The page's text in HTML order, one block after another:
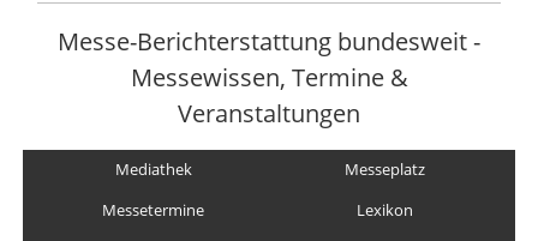
Messe-Berichterstattung bundesweit -
Messewissen, Termine &
Veranstaltungen
Mediathek
Messeplatz
Messetermine
Lexikon